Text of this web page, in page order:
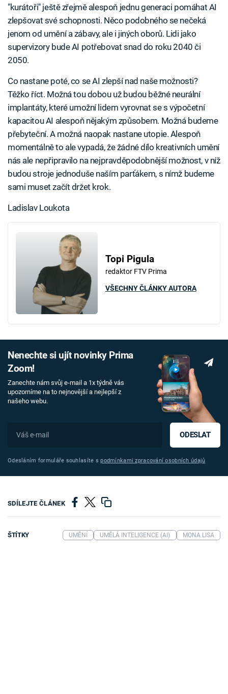
"kurátoři" ještě zřejmě alespoň jednu generaci pomáhat AI
zlepšovat své schopnosti. Něco podobného se nečeká
jenom od umění a zábavy, ale i jiných oborů. Lidi jako
supervizory bude AI potřebovat snad do roku 2040 či
2050.
Co nastane poté, co se AI zlepší nad naše možnosti?
Těžko říct. Možná tou dobou už budou běžné neurální
implantáty, které umožní lidem vyrovnat se s výpočetní
kapacitou AI alespoň nějakým způsobem. Možná budeme
přebyteční. A možná naopak nastane utopie. Alespoň
momentálně to ale vypadá, že žádné dílo kreativních umění
nás ale nepřipravilo na nejpravděpodobnější možnost, v níž
budou stroje jednoduše naším parťákem, s nímž budeme
sami muset začít držet krok.
Ladislav Loukota
Topi Pigula
redaktor FTV Prima
VŠECHNY ČLÁNKY AUTORA
Nenechte si ujít novinky Prima
Zoom!
Zanechte nám svůj e-mail a 1x týdně vás
upozorníme na to nejnovější a nejlepší z
našeho webu.
ODESLAT
Odesláním formuláře souhlasíte spodmínkami zpracování osobních údajů
SDÍLEJTE ČLÁNEK
ŠTÍTKY UMĚNÍ UMĚLÁ INTELIGENCE (AI) MONA LISA